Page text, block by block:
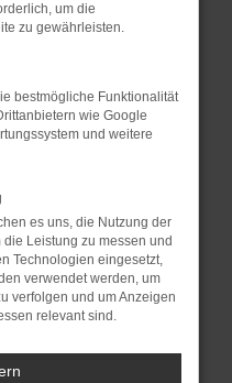
helfen können:
und deine
zum Beispiel deine
Werbeblocker,
Seiten
Seite in einem
einem privaten
vorübergehende
um die
zu gewährleisten.
bestmögliche Funktionalität
wie Google
und weitere
es uns, die Nutzung der
Leistung zu messen und
Technologien eingesetzt,
verwendet werden, um
verfolgen und um Anzeigen
relevant sind.